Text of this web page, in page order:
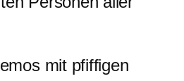
mit pfiffigen